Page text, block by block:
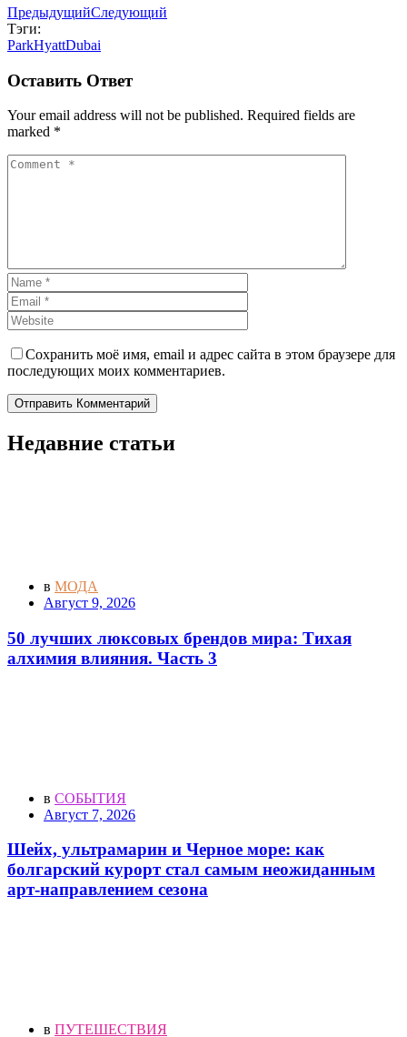
ПредыдущийСледующий
Тэги:
ParkHyattDubai
Оставить Ответ
Your email address will not be published. Required fields are
marked *
Сохранить моё имя, email и адрес сайта в этом браузере для
последующих моих комментариев.
Отправить Комментарий
Недавние статьи
в МОДА
Август 9, 2026
50 лучших люксовых брендов мира: Тихая
алхимия влияния. Часть 3
в СОБЫТИЯ
Август 7, 2026
Шейх, ультрамарин и Черное море: как
болгарский курорт стал самым неожиданным
арт-направлением сезона
в ПУТЕШЕСТВИЯ